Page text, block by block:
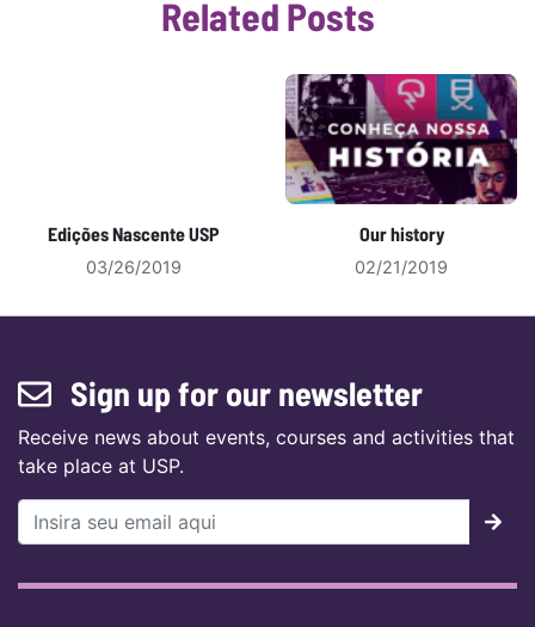
Related Posts
Edições Nascente USP
03/26/2019
Our history
02/21/2019
Sign up for our newsletter
Receive news about events, courses and activities that
take place at USP.